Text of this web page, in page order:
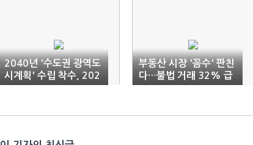
2040년 '수도권 광역도
시계획' 수립 착수, 202
0년 확정
부동산 시장 '꼼수' 판친
다…불법 거래 32% 급
증